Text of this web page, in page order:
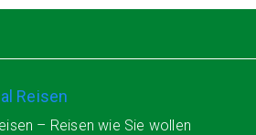
– Reisen wie Sie wollen